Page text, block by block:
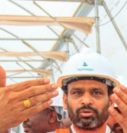
Comores
Côte d’Ivoire
Djibouti
Egypte
Ethiopie
Gabon